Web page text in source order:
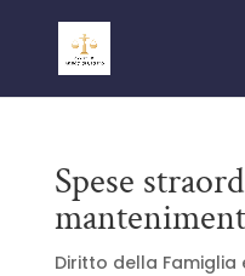
Spese
Diritto della Famiglia